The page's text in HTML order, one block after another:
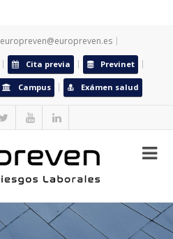
europreven@europreven.es
Cita previa Previnet
Campus Exámen salud